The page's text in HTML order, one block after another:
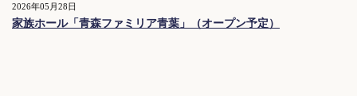
2026年05月28日
家族ホール「青森ファミリア青葉」（オープン予定）